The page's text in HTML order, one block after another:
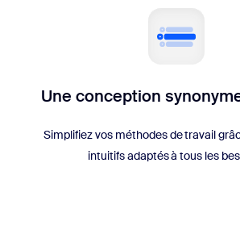
Une conception
Simplifiez vos méthodes de travail
intuitifs adaptés à tous les